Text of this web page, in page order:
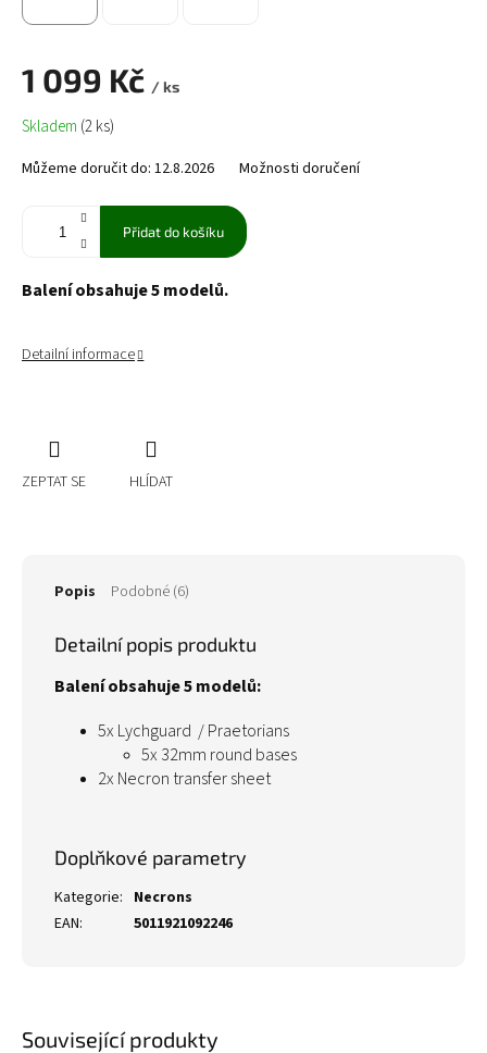
1 099 Kč / ks
Měrná
cena:
Skladem (2 ks)
Můžeme doručit do: 12.8.2026 Možnosti doručení
Přidat do košíku
Balení obsahuje 5 modelů.
Detailní informace
ZEPTAT SE HLÍDAT
Související produkty
Popis Podobné (6)
Detailní popis produktu
Balení obsahuje 5 modelů:
5x Lychguard / Praetorians
5x 32mm round bases
2x Necron transfer sheet
Doplňkové parametry
Kategorie: Necrons
EAN: 5011921092246